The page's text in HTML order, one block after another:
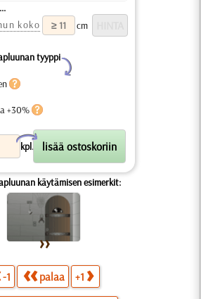
koko
cm
tyyppi
Y
+30%
kpl.
X
käytämisen esimerkit:
-1 palaa +1